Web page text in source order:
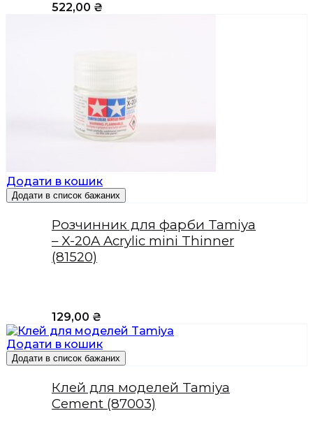
522,00 ₴
Додати в кошик
Додати в список бажаних
Розчинник для фарби Tamiya
– X-20A Acrylic mini Thinner
(81520)
129,00 ₴
Додати в кошик
Додати в список бажаних
Клей для моделей Tamiya
Cement (87003)